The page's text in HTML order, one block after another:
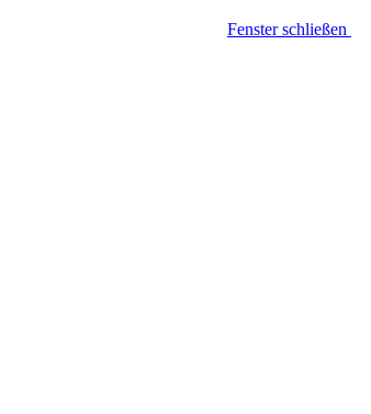
Fenster schließen